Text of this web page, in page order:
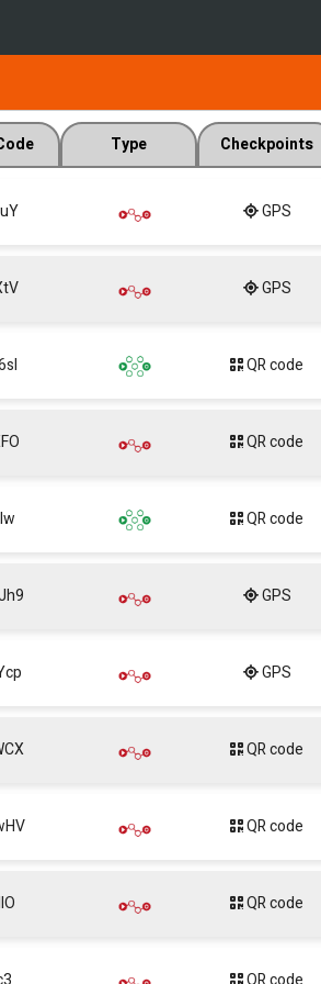
Type Checkpoints
GPS
GPS
QR code
QR code
QR code
GPS
GPS
QR code
QR code
QR code